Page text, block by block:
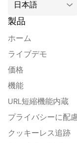
製品
ホーム
ライブデモ
価格
機能
URL短縮機能内蔵
プライバシーに配
クッキーレス追跡